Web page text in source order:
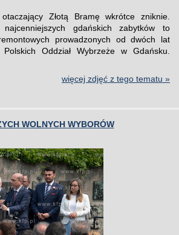
Złotą Bramę wkrótce zniknie.
gdańskich zabytków to
prowadzonych od dwóch lat
Oddział Wybrzeże w Gdańsku.
więcej zdjęć z tego tematu »
WOLNYCH WYBORÓW